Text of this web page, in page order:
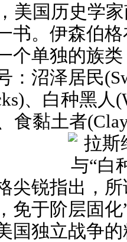
美国历史学
书。伊森伯
个单独的族
：沼泽居民
、白种黑人
食黏土者
尖锐指出，
免于阶层固
国独立战争